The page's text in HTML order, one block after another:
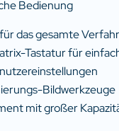
Bedienung
das gesamte
Tastatur für
Bildwerkzeuge
mit großer